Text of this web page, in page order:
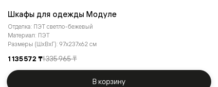
Шкафы для одежды Модуле
Отделка: ПЭТ светло-бежевый
Материал: ПЭТ
Размеры (ШxВxГ): 97x237x62 см
1 135 572 ₸1 335 965 ₸
В корзину